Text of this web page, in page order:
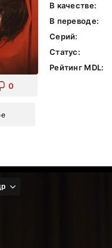
0
В качестве:
В переводе:
Серий:
Статус:
Рейтинг MDL: